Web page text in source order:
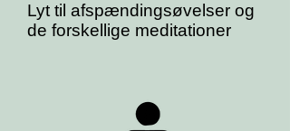
Lyt til afspændingsøvelser og
de forskellige meditationer